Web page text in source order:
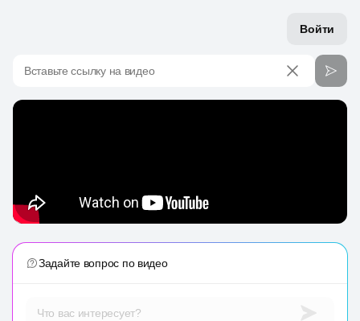
Войти
Вставьте ссылку на видео
Задайте вопрос по видео
Что вас интересует?